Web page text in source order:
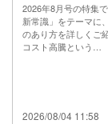
2026年8月号の特集
新常識」をテーマに
のあり方を詳しくご
コスト高騰という…
2026/08/04 11:58